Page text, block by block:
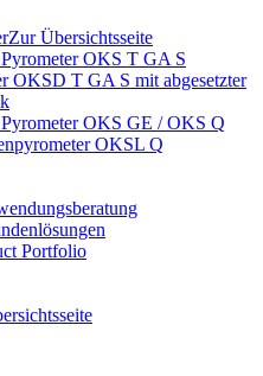
Zur Übersichtsseite
OKS T GA S
OKSD T GA S mit abgesetzter
OKS GE / OKS Q
OKSL Q
Portfolio